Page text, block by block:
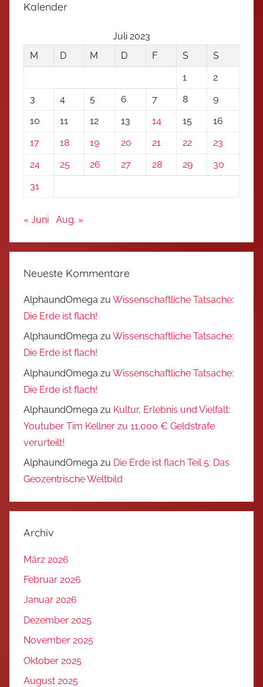
Kalender
Juli 2023
M
D M D F S
S
1
2
3
4 5 6 7 8
9
10
11 12 13 14 15
16
17
18 19 20 21 22
23
24
25 26 27 28 29
30
31
« Juni Aug. »
Neueste Kommentare
AlphaundOmega zu Wissenschaftliche Tatsache:
Die Erde ist flach!
AlphaundOmega zu Wissenschaftliche Tatsache:
Die Erde ist flach!
AlphaundOmega zu Wissenschaftliche Tatsache:
Die Erde ist flach!
AlphaundOmega zu Kultur, Erlebnis und Vielfalt:
Youtuber Tim Kellner zu 11.000 € Geldstrafe
verurteilt!
AlphaundOmega zu Die Erde ist flach Teil 5: Das
Geozentrische Weltbild
Archiv
März 2026
Februar 2026
Januar 2026
Dezember 2025
November 2025
Oktober 2025
August 2025